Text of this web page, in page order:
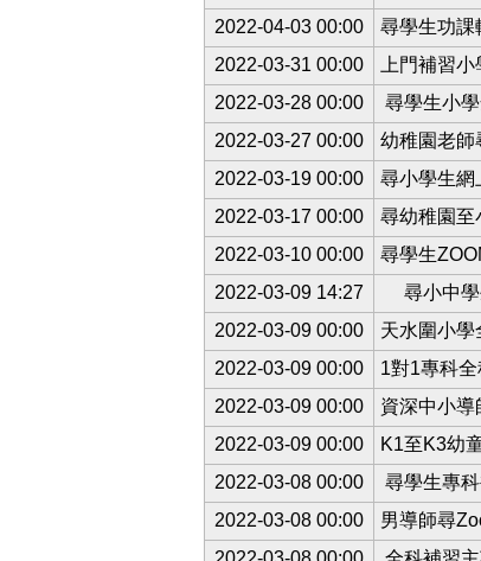
2022-04-03 00:00 尋學生功課
2022-03-31 00:00 上門補習
2022-03-28 00:00 尋學生小
2022-03-27 00:00 幼稚園老師
2022-03-19 00:00 尋小學生網
2022-03-17 00:00 尋幼稚園至
2022-03-10 00:00 尋學生
2022-03-09 14:27 尋小中
2022-03-09 00:00 天水圍小學
2022-03-09 00:00 1對1專科全
2022-03-09 00:00 資深中小導
2022-03-09 00:00 K1至K3幼
2022-03-08 00:00 尋學生專
2022-03-08 00:00 男導師尋